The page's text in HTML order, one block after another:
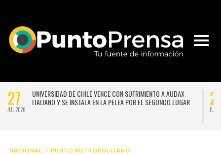
27
JUL 2026
UNIVERSIDAD DE CHILE VENCE CON SUFRIMIENTO A AUDAX
ITALIANO Y SE INSTALA EN LA PELEA POR EL SEGUNDO LUGAR
JUL
NACIONAL PUNTO METROPOLITANO